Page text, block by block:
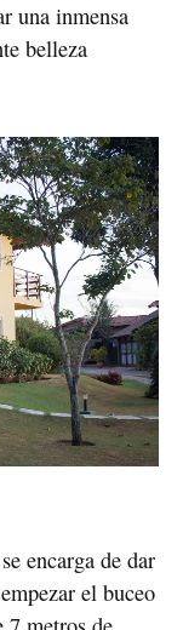
una inmensa
belleza
encarga de dar
el buceo